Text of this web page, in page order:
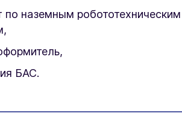
по наземным робототехническим
БАС.